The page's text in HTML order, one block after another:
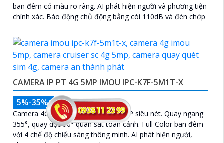
ban đêm có màu rõ ràng. AI phát hiện người và phương tiện
chính xác. Báo động chủ động bằng còi 110dB và đèn chớp
CAMERA IP PT 4G 5MP IMOU IPC-K7F-5M1T-X
5%-35%
Liên hệ
Camera 4G ngoài trời quay quét 5MP siêu nét. Quay ngang
355°, quay dọc 90° quan sát toàn cảnh. Full Color ban đêm
với 4 chế độ chiếu sáng thông minh. AI phát hiện người,